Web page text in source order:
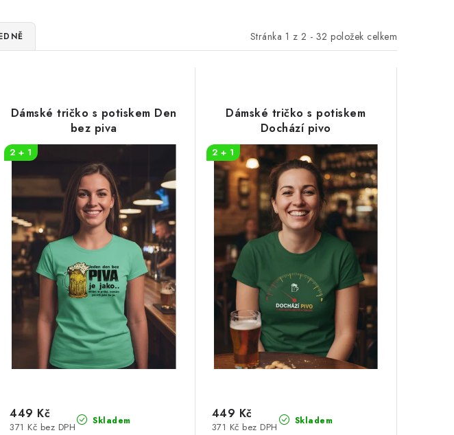
Stránka 1 z 2 - 32 položek celkem
Dámské tričko s potiskem Den
bez piva
2 + 1
Skladem
371 Kč bez DPH
449 Kč
Dámské tričko s potiskem
Dochází pivo
2 + 1
Skladem
371 Kč bez DPH
449 Kč